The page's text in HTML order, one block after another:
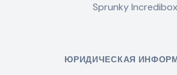
Sprunky Incredibox
ЮРИДИЧЕСКАЯ